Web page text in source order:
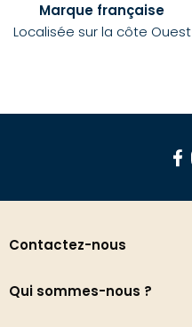
Marque française
Localisée sur la côte Ouest
Contactez-nous
Qui sommes-nous ?